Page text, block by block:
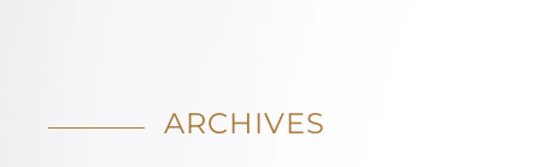
ARCHIVES